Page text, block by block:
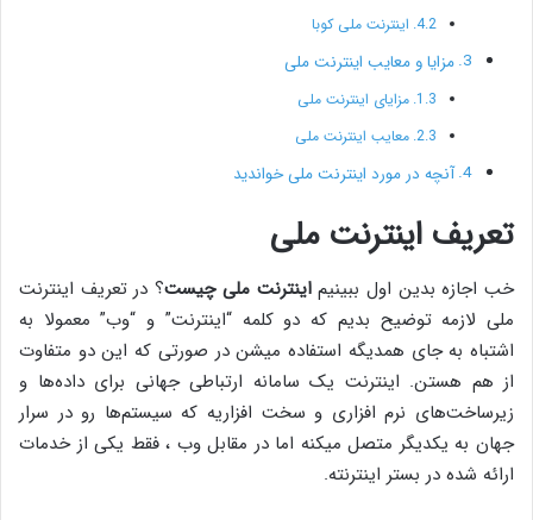
اینترنت ملی کوبا
مزایا و معایب اینترنت ملی
مزایای اینترنت ملی
معایب اینترنت ملی
آنچه در مورد اینترنت ملی خواندید
تعریف اینترنت ملی
خب اجازه بدین اول ببینیماینترنت ملی چیست؟ در تعریف اینترنت
ملی لازمه توضیح بدیم که دو کلمه “اینترنت” و “وب” معمولا به
اشتباه به جای همدیگه استفاده میشن در صورتی که این دو متفاوت
از هم هستن. اینترنت یک سامانه ارتباطی جهانی برای داده‌ها و
زیرساخت‌های نرم افزاری و سخت افزاریه که سیستم‌ها رو در سرار
جهان به یکدیگر متصل میکنه اما در مقابل وب ، فقط یکی از خدمات
ارائه شده در بستر اینترنته.